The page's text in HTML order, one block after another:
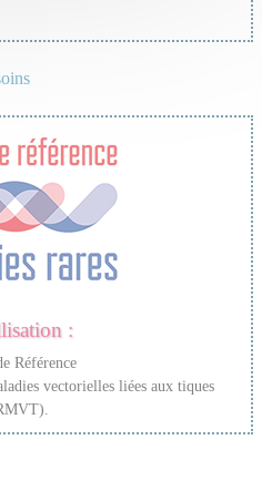
:
Référence
vectorielles liées aux tiques